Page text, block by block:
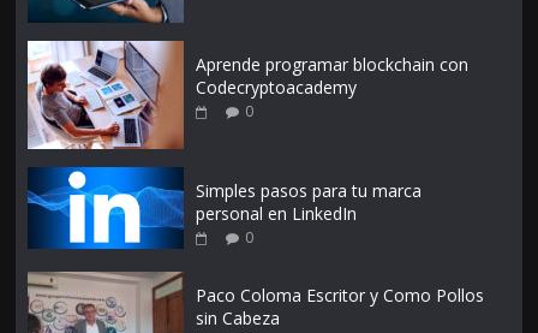
Aprende programar blockchain con
Codecryptoacademy
0
Simples pasos para tu marca
personal en LinkedIn
0
Paco Coloma Escritor y Como Pollos
sin Cabeza